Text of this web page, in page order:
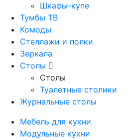
Шкафы-купе
Тумбы ТВ
Комоды
Стеллажи и полки
Зеркала
Столы
Столы
Туалетные столики
Журнальные столы
Мебель для кухни
Модульные кухни